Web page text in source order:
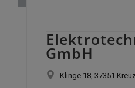
GmbH
Klinge 18, 37351